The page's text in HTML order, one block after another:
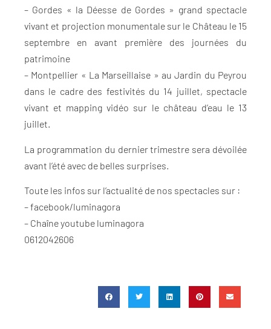
– Gordes « la Déesse de Gordes » grand spectacle
vivant et projection monumentale sur le Château le 15
septembre en avant première des journées du
patrimoine
– Montpellier « La Marseillaise » au Jardin du Peyrou
dans le cadre des festivités du 14 juillet, spectacle
vivant et mapping vidéo sur le château d’eau le 13
juillet.
La programmation du dernier trimestre sera dévoilée
avant l’été avec de belles surprises.
Toute les infos sur l’actualité de nos spectacles sur :
– facebook/luminagora
– Chaîne youtube luminagora
0612042606